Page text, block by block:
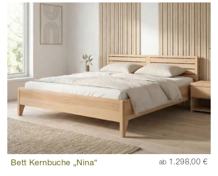
Bett Kernbuche „Nina“ ab 1.298,00 €